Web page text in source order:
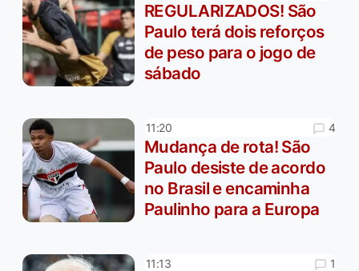
REGULARIZADOS! São
Paulo terá dois reforços
de peso para o jogo de
sábado
11:20 4
Mudança de rota! São
Paulo desiste de acordo
no Brasil e encaminha
Paulinho para a Europa
11:13 1